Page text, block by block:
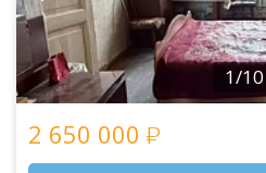
1/10
2 650 000